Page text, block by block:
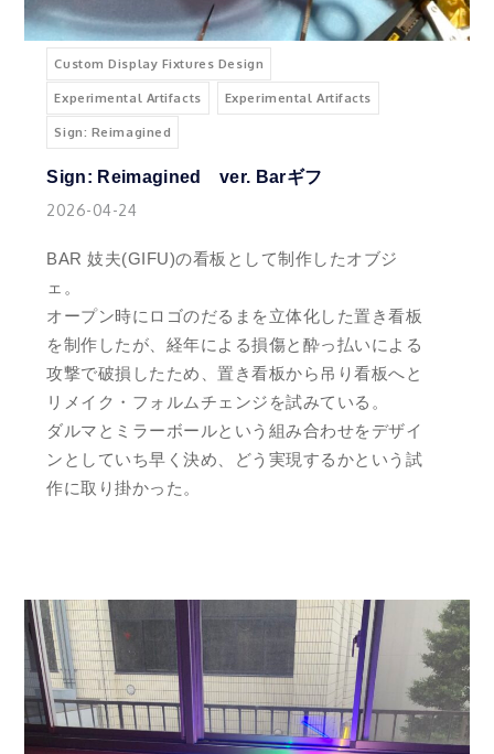
Custom Display Fixtures Design
Experimental Artifacts Experimental Artifacts
Sign: Reimagined
Sign: Reimagined ver. Barギフ
2026-04-24
BAR 妓夫(GIFU)の看板として制作したオブジ
ェ。
オープン時にロゴのだるまを立体化した置き看板
を制作したが、経年による損傷と酔っ払いによる
攻撃で破損したため、置き看板から吊り看板へと
リメイク・フォルムチェンジを試みている。
ダルマとミラーボールという組み合わせをデザイ
ンとしていち早く決め、どう実現するかという試
作に取り掛かった。